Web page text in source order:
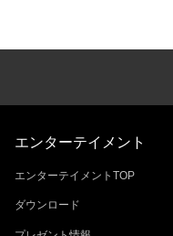
エンターテイメント
エンターテイメントTOP
ダウンロード